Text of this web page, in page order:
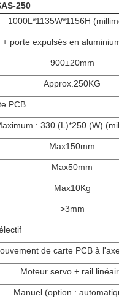
250
1000L*1135W*1156H
+ porte expulsés en
900±20mm
Approx.250KG
PCB
: 330 (L)*250 (W)
Max150mm
Max50mm
Max10Kg
>3mm
de carte PCB à
Moteur servo + rail
Manuel (option :